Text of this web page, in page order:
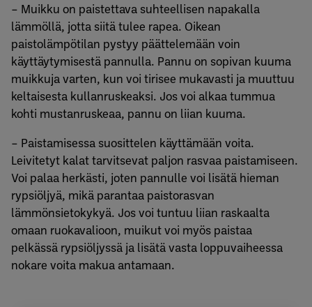
– Muikku on paistettava suhteellisen napakalla
lämmöllä, jotta siitä tulee rapea. Oikean
paistolämpötilan pystyy päättelemään voin
käyttäytymisestä pannulla. Pannu on sopivan kuuma
muikkuja varten, kun voi tirisee mukavasti ja muuttuu
keltaisesta kullanruskeaksi. Jos voi alkaa tummua
kohti mustanruskeaa, pannu on liian kuuma.
– Paistamisessa suosittelen käyttämään voita.
Leivitetyt kalat tarvitsevat paljon rasvaa paistamiseen.
Voi palaa herkästi, joten pannulle voi lisätä hieman
rypsiöljyä, mikä parantaa paistorasvan
lämmönsietokykyä. Jos voi tuntuu liian raskaalta
omaan ruokavalioon, muikut voi myös paistaa
pelkässä rypsiöljyssä ja lisätä vasta loppuvaiheessa
nokare voita makua antamaan.